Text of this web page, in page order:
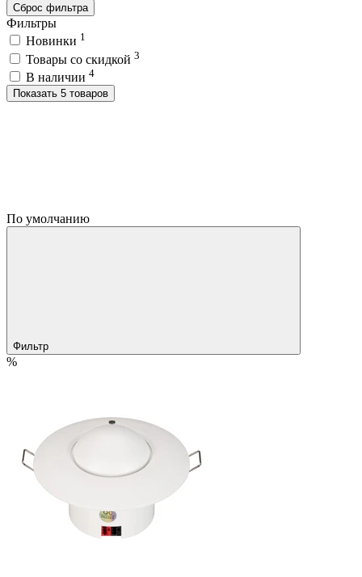
Сброс фильтра
Фильтры
Новинки 1
Товары со скидкой 3
В наличии 4
Показать 5 товаров
По умолчанию
Фильтр
%